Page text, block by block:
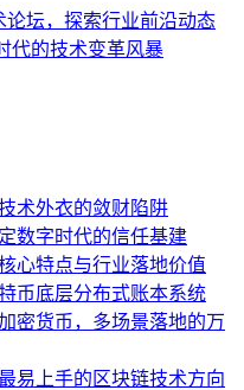
论坛，探索行业前沿动态
代的技术变革风暴
术外衣的敛财陷阱
数字时代的信任基建
心特点与行业落地价值
币底层分布式账本系统
密货币，多场景落地的万
易上手的区块链技术方向